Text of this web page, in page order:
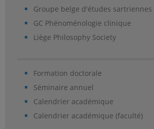
Groupe belge d'études sartriennes
GC Phénoménologie clinique
Liège Philosophy Society
Formation doctorale
Séminaire annuel
Calendrier académique
Calendrier académique (faculté)